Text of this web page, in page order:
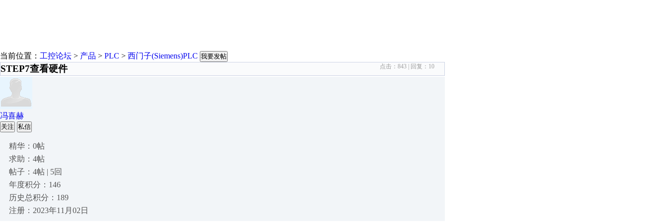
当前位置： 工控论坛 > 产品 > PLC > 西门子(Siemens)PLC 我要发帖
STEP7查看硬件 点击： 843 | 回复： 10
冯喜赫
关注 私信
精华：0帖
求助：4帖
帖子：4帖 | 5回
年度积分：146
历史总积分：189
注册：2023年11月02日